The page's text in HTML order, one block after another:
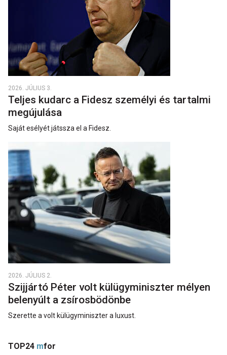
2026. JÚLIUS 3.
Teljes kudarc a Fidesz személyi és tartalmi
megújulása
Saját esélyét játssza el a Fidesz.
2026. JÚLIUS 2.
Szijjártó Péter volt külügyminiszter mélyen
belenyúlt a zsírosbödönbe
Szerette a volt külügyminiszter a luxust.
TOP24 mfor